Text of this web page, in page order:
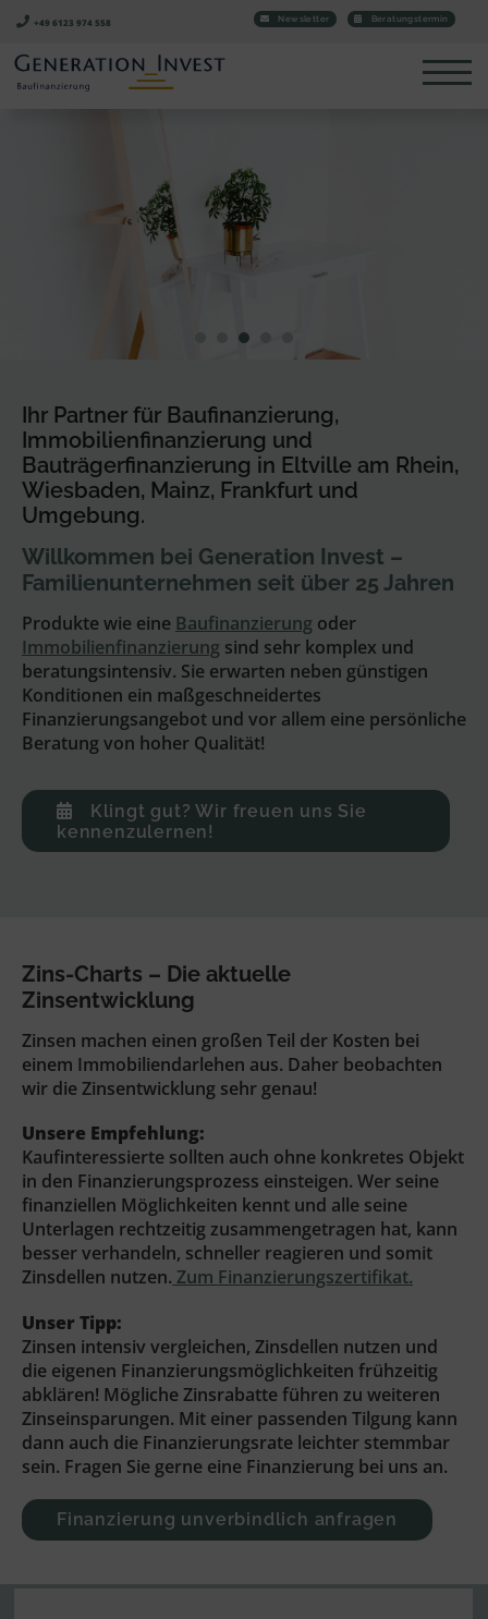
+49 6123 974 558 Beratungstermin
Newsletter
Unabhängige,
persönliche Beratung
Ihr Partner für Baufinanzierung,
Immobilienfinanzierung und
Bauträgerfinanzierung in Eltville am Rhein,
Wiesbaden, Mainz, Frankfurt und
Umgebung.
Willkommen bei Generation Invest –
Familienunternehmen seit über 25 Jahren
Produkte wie eine Baufinanzierung oder
Immobilienfinanzierung sind sehr komplex und
beratungsintensiv. Sie erwarten neben günstigen
Konditionen ein maßgeschneidertes
Finanzierungsangebot und vor allem eine persönliche
Beratung von hoher Qualität!
Klingt gut? Wir freuen uns Sie
kennenzulernen!
Zins-Charts – Die aktuelle
Zinsentwicklung
Zinsen machen einen großen Teil der Kosten bei
einem Immobiliendarlehen aus. Daher beobachten
wir die Zinsentwicklung sehr genau!
Unsere Empfehlung:
Kaufinteressierte sollten auch ohne konkretes Objekt
in den Finanzierungsprozess einsteigen. Wer seine
finanziellen Möglichkeiten kennt und alle seine
Unterlagen rechtzeitig zusammengetragen hat, kann
besser verhandeln, schneller reagieren und somit
Zinsdellen nutzen. Zum Finanzierungszertifikat.
Unser Tipp:
Zinsen intensiv vergleichen, Zinsdellen nutzen und
die eigenen Finanzierungsmöglichkeiten frühzeitig
abklären! Mögliche Zinsrabatte führen zu weiteren
Zinseinsparungen. Mit einer passenden Tilgung kann
dann auch die Finanzierungsrate leichter stemmbar
sein. Fragen Sie gerne eine Finanzierung bei uns an.
Finanzierung unverbindlich anfragen